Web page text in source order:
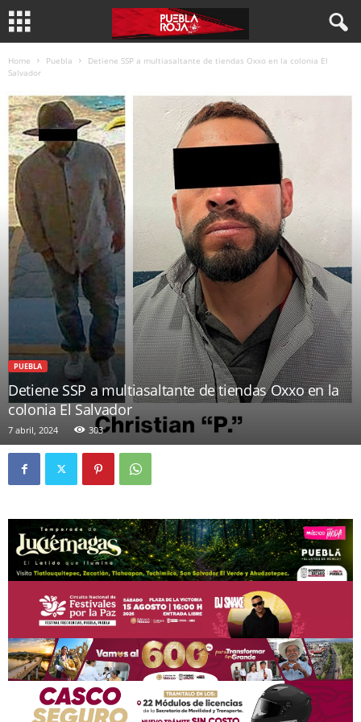
Home Puebla
Detiene SSP a multiasaltante de tiendas Oxxo en la colonia El
Salvador
PUEBLA
Detiene SSP a multiasaltante de tiendas Oxxo en la
colonia El Salvador
7 abril, 2024 303